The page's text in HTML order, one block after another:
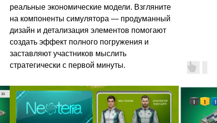
реальные экономические модели. Взгляните
на компоненты симулятора — продуманный
дизайн и детализация элементов помогают
создать эффект полного погружения и
заставляют участников мыслить
стратегически с первой минуты.